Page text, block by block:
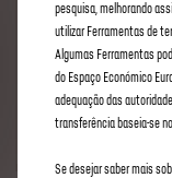
,90€/MES
com iva
Auto-renews until cancelled
pesquisa, melhorando
utilizar Ferramentas de
Algumas Ferramentas
do Espaço Económico
adequação das
transferência baseia-se
Se desejar saber mais